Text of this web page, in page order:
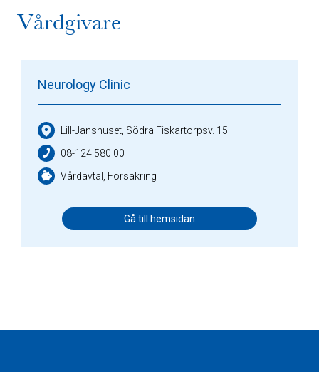
Vårdgivare
Neurology Clinic
Lill-Janshuset, Södra Fiskartorpsv. 15H
08-124 580 00
Vårdavtal, Försäkring
Gå till hemsidan